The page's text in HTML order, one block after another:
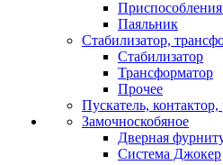
Паяльник
Стабилизатор,
Стабилизатор
Трансформатор
Прочее
Пускатель, контактор,
Замочноскобяное
Дверная
Система Джокер